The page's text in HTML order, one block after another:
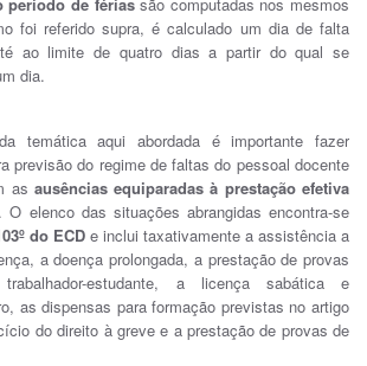
foi referido supra, é calculado um dia de falta
ao limite de quatro dias a partir do qual se
dia.
temática aqui abordada é importante fazer
previsão do regime de faltas do pessoal docente
as ausências equiparadas à prestação efetiva
. O elenco das situações abrangidas encontra-se
do ECD e inclui taxativamente a assistência a
a doença prolongada, a prestação de provas
estudante, a licença sabática e
as dispensas para formação previstas no artigo
do direito à greve e a prestação de provas de